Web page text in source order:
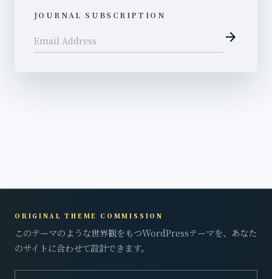
JOURNAL SUBSCRIPTION
arrow_forward
ORIGINAL THEME COMMISSION
このテーマのような世界観をもつWordPressテーマを、あなた
のサイトに合わせて設計できます。